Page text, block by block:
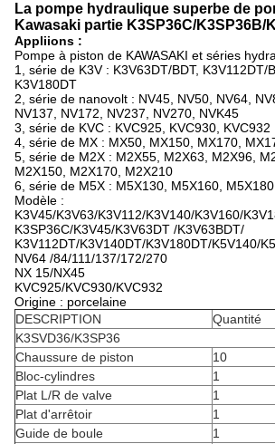
La pompe hydraulique superbe de
Kawasaki partie K3SP36C/K3SP36B/
Appliions :
Pompe à piston de KAWASAKI et séries
1, série de K3V : K3V63DT/BDT, K3V112DT/
K3V180DT
2, série de nanovolt : NV45, NV50, NV64,
NV137, NV172, NV237, NV270, NVK45
3, série de KVC : KVC925, KVC930, KVC932
4, série de MX : MX50, MX150, MX170,
5, série de M2X : M2X55, M2X63, M2X96,
M2X150, M2X170, M2X210
6, série de M5X : M5X130, M5X160, M5X180
Modèle :
K3V45/K3V63/K3V112/K3V140/K3V160/
K3SP36C/K3V45/K3V63DT /K3V63BDT/
K3V112DT/K3V140DT/K3V180DT/K5V140/
NV64 /84/111/137/172/270
NX 15/NX45
KVC925/KVC930/KVC932
Origine : porcelaine
DESCRIPTION
Quantité
K3SVD36/K3SP36
Chaussure de piston
10
Bloc-cylindres
1
Plat L/R de valve
1
Plat d'arrêtoir
1
Guide de boule
1